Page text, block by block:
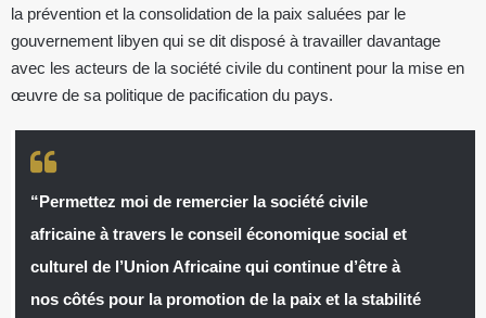
la prévention et la consolidation de la paix saluées par le
gouvernement libyen qui se dit disposé à travailler davantage
avec les acteurs de la société civile du continent pour la mise en
œuvre de sa politique de pacification du pays.
“Permettez moi de remercier la société civile
africaine à travers le conseil économique social et
culturel de l’Union Africaine qui continue d’être à
nos côtés pour la promotion de la paix et la stabilité